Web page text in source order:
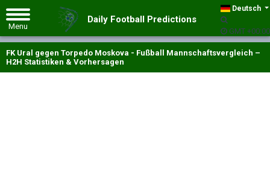
Deutsch
GMT +00:00
Daily Football Predictions
FK Ural gegen Torpedo Moskova - Fußball Mannschaftsvergleich –
H2H Statistiken & Vorhersagen